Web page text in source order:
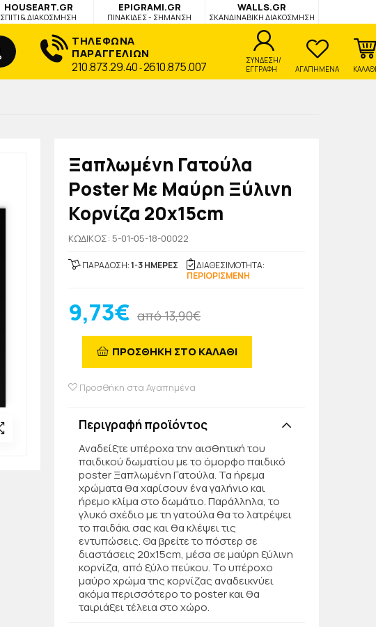
HOUSEART.GR
ΣΠΙΤΙ & ΔΙΑΚΟΣΜΗΣΗ
EPIGRAMI.GR
ΠΙΝΑΚΙΔΕΣ - ΣΗΜΑΝΣΗ
WALLS.GR
ΣΚΑΝΔΙΝΑΒΙΚΗ ΔΙΑΚΟΣΜΗΣΗ
ΤΗΛΕΦΩΝΑ
ΠΑΡΑΓΓΕΛΙΩΝ
210.873.29.40 -2610.875.007
ΣΥΝΔΕΣΗ/
ΕΓΓΡΑΦΗ
ΑΓΑΠΗΜΕΝΑ
Ξαπλωμένη Γατούλα
Poster Με Μαύρη Ξύλινη
Κορνίζα 20x15cm
KΩΔΙΚΟΣ: 5-01-05-18-00022
ΠΑΡΑΔΟΣΗ:1-3 ΗΜΕΡΕΣ
ΔΙΑΘΕΣΙΜΟΤΗΤΑ:
ΠΕΡΙΟΡΙΣΜΕΝΗ
9,73€ από 13,90€
ΠΡΟΣΘΗΚΗ ΣΤΟ ΚΑΛΑΘΙ
Προσθήκη στα Αγαπημένα
Περιγραφή προϊόντος
Αναδείξτε υπέροχα την αισθητική του
παιδικού δωματίου με το όμορφο παιδικό
poster Ξαπλωμένη Γατούλα. Τα ήρεμα
χρώματα θα χαρίσουν ένα γαλήνιο και
ήρεμο κλίμα στο δωμάτιο. Παράλληλα, το
γλυκό σχέδιο με τη γατούλα θα το λατρέψει
το παιδάκι σας και θα κλέψει τις
εντυπώσεις. Θα βρείτε το πόστερ σε
διαστάσεις 20x15cm, μέσα σε μαύρη ξύλινη
κορνίζα, από ξύλο πεύκου. Το υπέροχο
μαύρο χρώμα της κορνίζας αναδεικνύει
ακόμα περισσότερο το poster και θα
ταιριάξει τέλεια στο χώρο.